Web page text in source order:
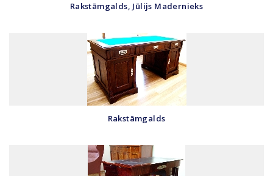
Rakstāmgalds, Jūlijs Madernieks
Rakstāmgalds